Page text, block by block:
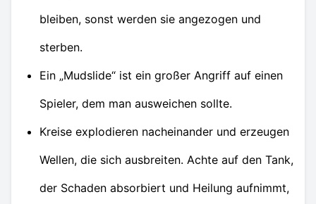
bleiben, sonst werden sie angezogen und
sterben.
Ein „Mudslide“ ist ein großer Angriff auf einen
Spieler, dem man ausweichen sollte.
Kreise explodieren nacheinander und erzeugen
Wellen, die sich ausbreiten. Achte auf den Tank,
der Schaden absorbiert und Heilung aufnimmt,